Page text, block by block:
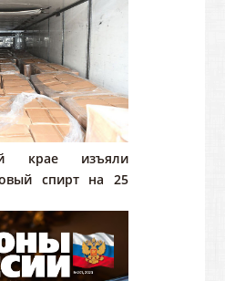
крае изъяли
спирт на 25